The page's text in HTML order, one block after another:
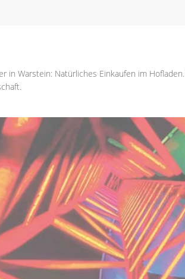
in Warstein: Natürliches Einkaufen im